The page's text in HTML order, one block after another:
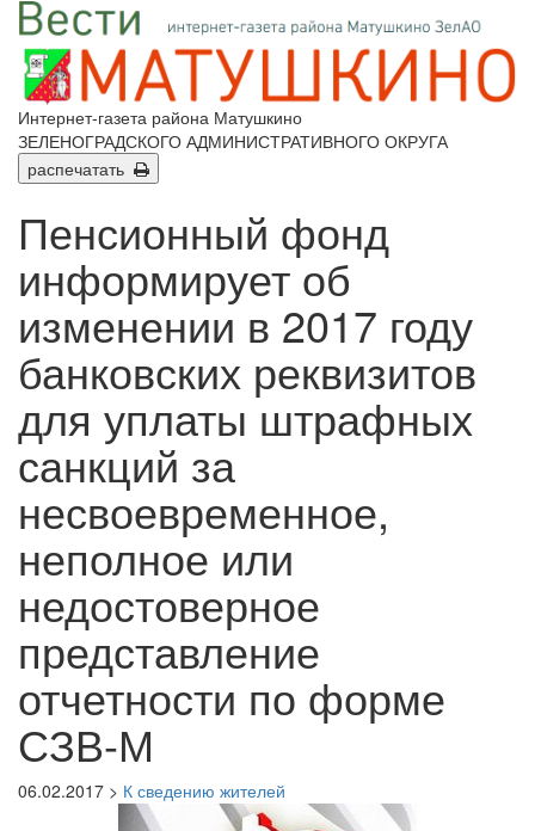
Интернет-газета района Матушкино
ЗЕЛЕНОГРАДСКОГО АДМИНИСТРАТИВНОГО ОКРУГА
распечатать
Пенсионный фонд
информирует об
изменении в 2017 году
банковских реквизитов
для уплаты штрафных
санкций за
несвоевременное,
неполное или
недостоверное
представление
отчетности по форме
СЗВ-М
06.02.2017 > К сведению жителей